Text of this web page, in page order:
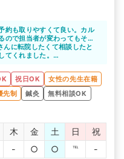
約も取りやすくて良い。カル
ので担当者が変わってもそん
術を受けれました。
に転院したくて相談したと
てくれました。
骨院さんだと思いますよ。
祝日OK
女性の先生在籍
先制 鍼灸
無料相談OK
木 金 土 日
祝
- ○ ○ ℡ -